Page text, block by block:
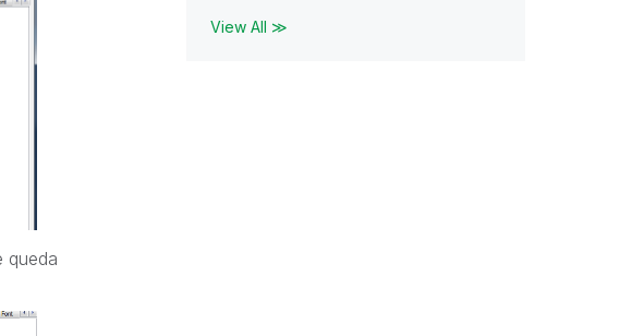
queda
View All ≫